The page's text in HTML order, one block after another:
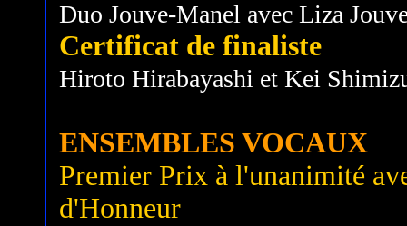
Duo Jouve-Manel avec Liza
Certificat de finaliste
Hiroto Hirabayashi et Kei
ENSEMBLES VOCAUX
Premier Prix à l'unanimité
d'Honneur